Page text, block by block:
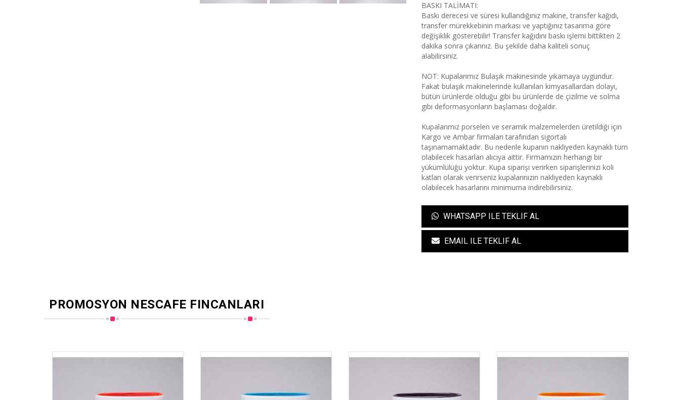
BASKI TALİMATI:
Baskı derecesi ve süresi kullandığınız makine, transfer kağıdı,
transfer mürekkebinin markası ve yaptığınız tasarıma göre
değişiklik gösterebilir! Transfer kağıdını baskı işlemi bittikten 2
dakika sonra çıkarınız. Bu şekilde daha kaliteli sonuç
alabilirsiniz.
NOT: Kupalarımız Bulaşık makinesinde yıkamaya uygundur.
Fakat bulaşık makinelerinde kullanılan kimyasallardan dolayı,
bütün ürünlerde olduğu gibi bu ürünlerde de çizilme ve solma
gibi deformasyonların başlaması doğaldır.
Kupalarımız porselen ve seramik malzemelerden üretildiği için
Kargo ve Ambar firmaları tarafından sigortalı
taşınamamaktadır. Bu nedenle kupanın nakliyeden kaynaklı tüm
olabilecek hasarları alıcıya aittir. Firmamızın herhangi bir
yükümlülüğü yoktur. Kupa siparişi verirken siparişlerinizi koli
katları olarak verirseniz kupalarınızın nakliyeden kaynaklı
olabilecek hasarlarını minimuma indirebilirsiniz.
WHATSAPP ILE TEKLIF AL
EMAIL ILE TEKLIF AL
PROMOSYON NESCAFE FINCANLARI